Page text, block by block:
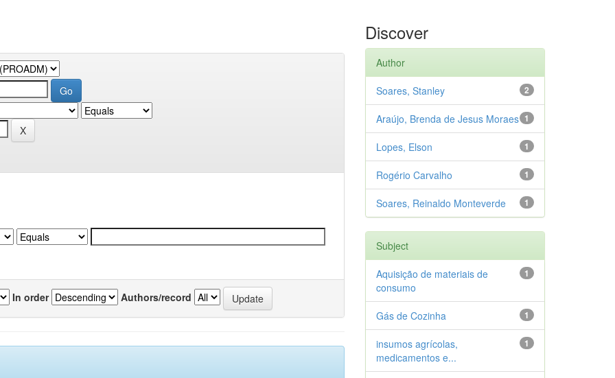
In order Authors/record
Discover
Author
2
Soares, Stanley
1
Araújo, Brenda de Jesus Moraes
1
Lopes, Elson
1
Rogério Carvalho
1
Soares, Reinaldo Monteverde
Subject
1
Aquisição de materiais de
consumo
1
Gás de Cozinha
1
insumos agrícolas,
medicamentos e...